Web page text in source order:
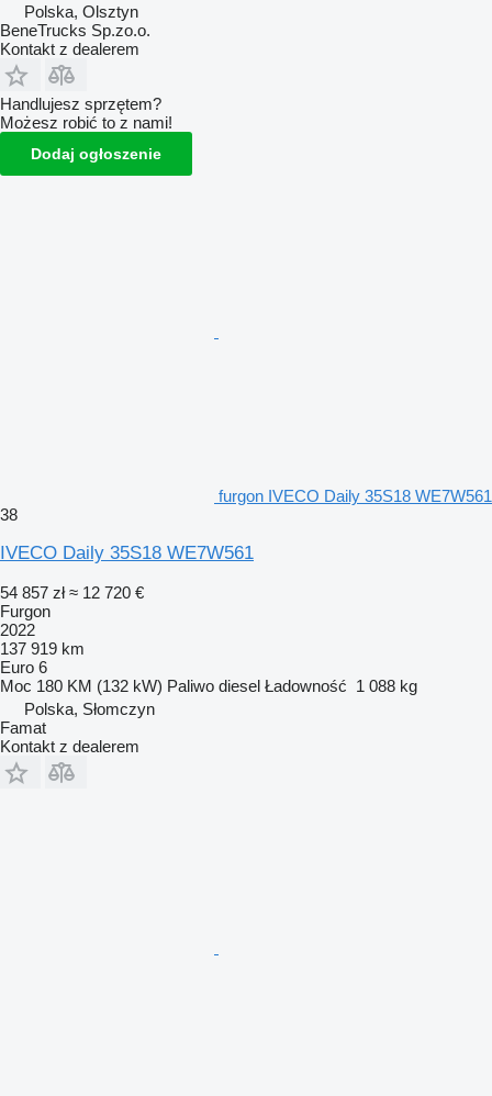
Polska, Olsztyn
BeneTrucks Sp.zo.o.
Kontakt z dealerem
Handlujesz sprzętem?
Możesz robić to z nami!
Dodaj ogłoszenie
furgon IVECO Daily 35S18 WE7W561
38
IVECO Daily 35S18 WE7W561
54 857 zł ≈ 12 720 €
Furgon
2022
137 919 km
Euro 6
Moc 180 KM (132 kW) Paliwo diesel Ładowność 1 088 kg
Polska, Słomczyn
Famat
Kontakt z dealerem